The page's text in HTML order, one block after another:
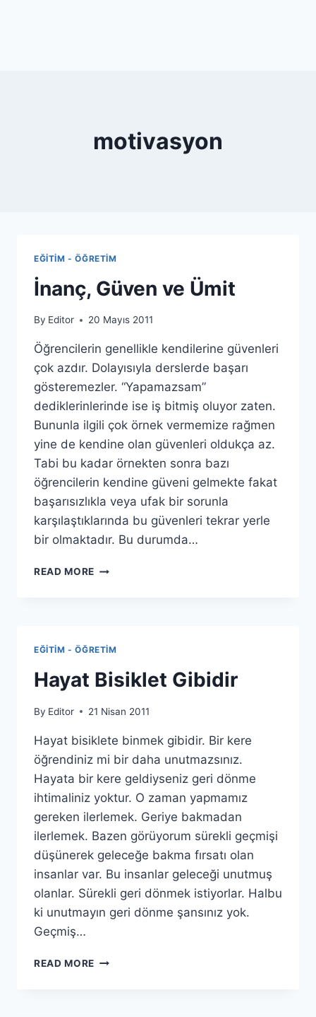
motivasyon
EĞITIM - ÖĞRETIM
İnanç, Güven ve Ümit
By Editor 20 Mayıs 2011
Öğrencilerin genellikle kendilerine güvenleri
çok azdır. Dolayısıyla derslerde başarı
gösteremezler. “Yapamazsam”
dediklerinlerinde ise iş bitmiş oluyor zaten.
Bununla ilgili çok örnek vermemize rağmen
yine de kendine olan güvenleri oldukça az.
Tabi bu kadar örnekten sonra bazı
öğrencilerin kendine güveni gelmekte fakat
başarısızlıkla veya ufak bir sorunla
karşılaştıklarında bu güvenleri tekrar yerle
bir olmaktadır. Bu durumda…
READ MORE İNANÇ,
EĞITIM - ÖĞRETIM
Hayat Bisiklet Gibidir
By Editor 21 Nisan 2011
Hayat bisiklete binmek gibidir. Bir kere
öğrendiniz mi bir daha unutmazsınız.
Hayata bir kere geldiyseniz geri dönme
ihtimaliniz yoktur. O zaman yapmamız
gereken ilerlemek. Geriye bakmadan
ilerlemek. Bazen görüyorum sürekli geçmişi
düşünerek geleceğe bakma fırsatı olan
insanlar var. Bu insanlar geleceği unutmuş
olanlar. Sürekli geri dönmek istiyorlar. Halbu
ki unutmayın geri dönme şansınız yok.
Geçmiş…
READ MORE HAYAT